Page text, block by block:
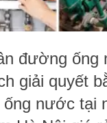
đường ống
giải quyết
nước tại